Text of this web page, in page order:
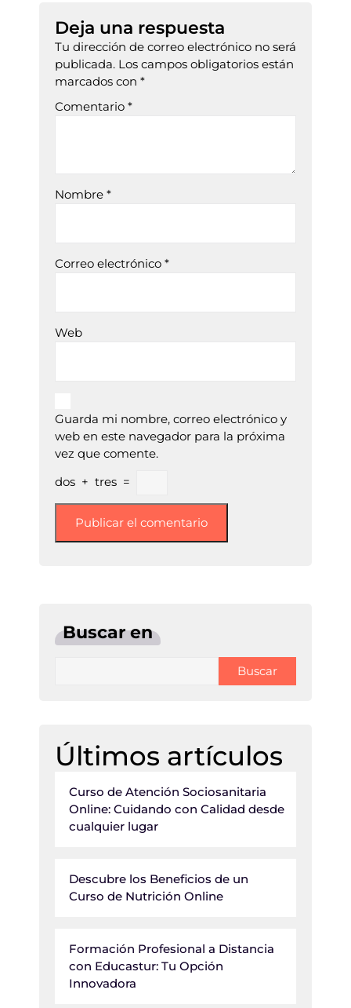
Deja una respuesta
Tu dirección de correo electrónico no será
publicada. Los campos obligatorios están
marcados con *
Comentario *
Nombre *
Correo electrónico *
Web
Guarda mi nombre, correo electrónico y
web en este navegador para la próxima
vez que comente.
dos + tres =
Buscar en
Buscar
Últimos artículos
Curso de Atención Sociosanitaria
Online: Cuidando con Calidad desde
cualquier lugar
Descubre los Beneficios de un
Curso de Nutrición Online
Formación Profesional a Distancia
con Educastur: Tu Opción
Innovadora